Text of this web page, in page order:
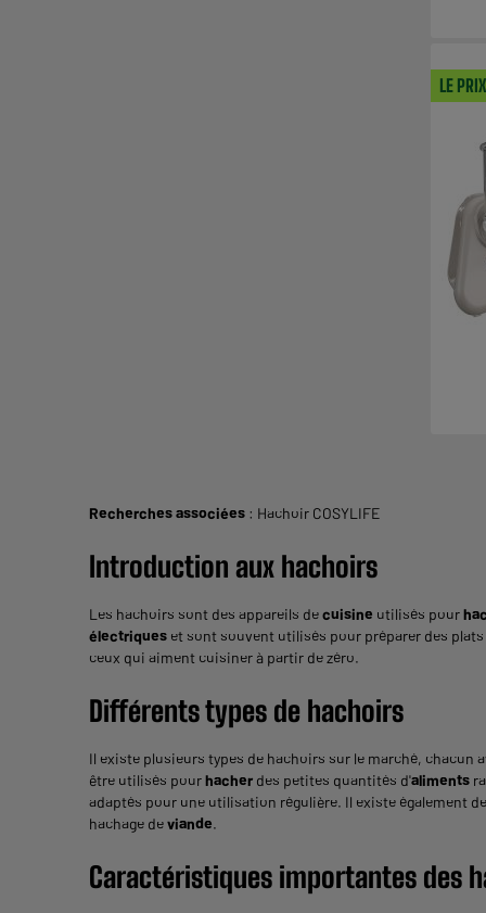
LE
Recherches associées : Hachoir COSYLIFE
Introduction aux hachoirs
Les hachoirs sont des appareils decuisine utilisés pour
électriques et sont souvent utilisés pour préparer des
ceux qui aiment cuisiner à partir de zéro.
Différents types de hachoirs
Il existe plusieurs types de hachoirs sur le marché,
être utilisés pourhacher des petites quantités d'aliments
adaptés pour une utilisation régulière. Il existe également
hachage deviande.
Caractéristiques importantes des